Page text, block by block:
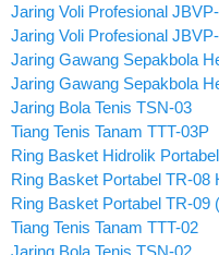
Jaring Voli Profesional
Jaring Voli Profesional
Jaring Gawang Sepakbola
Jaring Gawang Sepakbola
Jaring Bola Tenis TSN-03
Tiang Tenis Tanam TTT-03P
Ring Basket Hidrolik
Ring Basket Portabel TR-08
Ring Basket Portabel TR-09
Tiang Tenis Tanam TTT-02
Jaring Bola Tenis TSN-02